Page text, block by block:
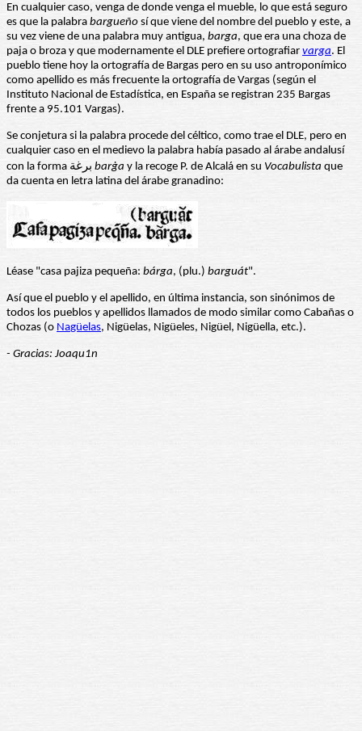
En cualquier caso, venga de donde venga el mueble, lo que está seguro
es que la palabra bargueño sí que viene del nombre del pueblo y este, a
su vez viene de una palabra muy antigua, barga, que era una choza de
paja o broza y que modernamente el DLE prefiere ortografiar varga. El
pueblo tiene hoy la ortografía de Bargas pero en su uso antroponímico
como apellido es más frecuente la ortografía de Vargas (según el
Instituto Nacional de Estadística, en España se registran 235 Bargas
frente a 95.101 Vargas).
Se conjetura si la palabra procede del céltico, como trae el DLE, pero en
cualquier caso en el medievo la palabra había pasado al árabe andalusí
barġa y la recoge P. de Alcalá en su Vocabulista que
da cuenta en letra latina del árabe granadino:
Léase "casa pajiza pequeña: bárga, (plu.) barguát".
Así que el pueblo y el apellido, en última instancia, son sinónimos de
todos los pueblos y apellidos llamados de modo similar como Cabañas o
Chozas (o Nagüelas, Nigüelas, Nigüeles, Nigüel, Nigüella, etc.).
- Gracias: Joaqu1n